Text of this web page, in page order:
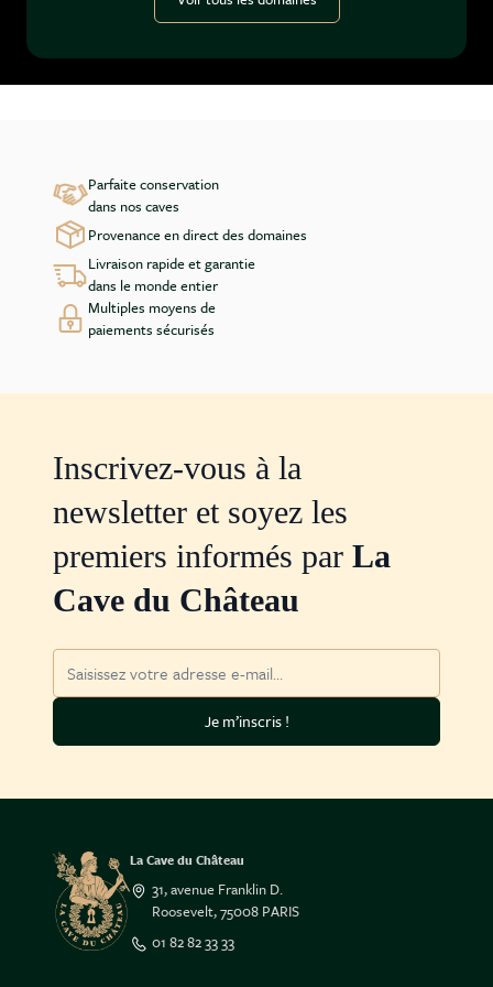
Parfaite conservation
dans nos caves
Provenance en direct des domaines
Livraison rapide et garantie
dans le monde entier
Multiples moyens de
paiements sécurisés
Inscrivez-vous à la
newsletter et soyez les
premiers informés par La
Cave du Château
Je m’inscris !
La Cave du Château
31, avenue Franklin D.
Roosevelt, 75008 PARIS
01 82 82 33 33